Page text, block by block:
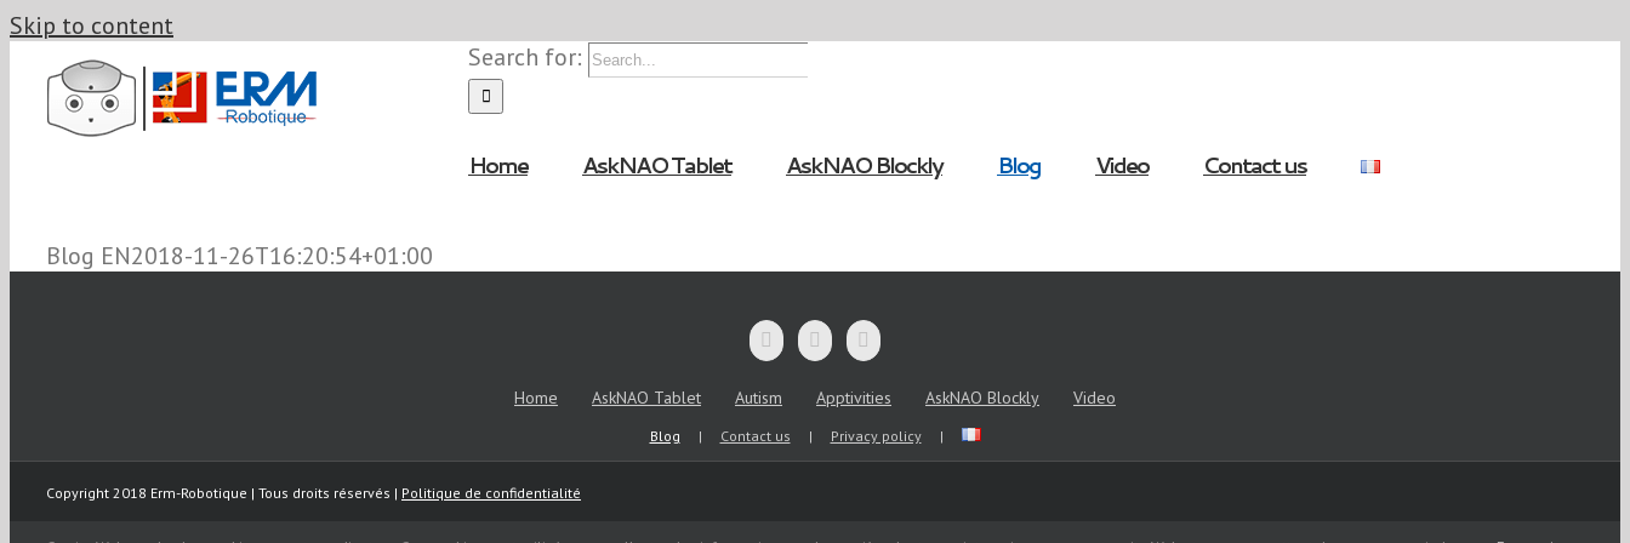
Skip to content
Search for:
Home AskNAO Tablet AskNAO Blockly Blog Video Contact us
Blog EN2018-11-26T16:20:54+01:00
Home AskNAO Tablet Autism Apptivities AskNAO Blockly Video
Blog Contact us Privacy policy
Copyright 2018 Erm-Robotique | Tous droits réservés | Politique de confidentialité